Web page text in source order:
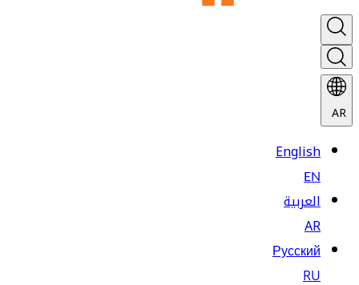
AR
English
EN
العربية
AR
Русский
RU